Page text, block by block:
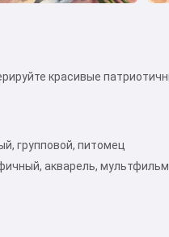
красивые
групповой, питомец
акварель, мультфильм